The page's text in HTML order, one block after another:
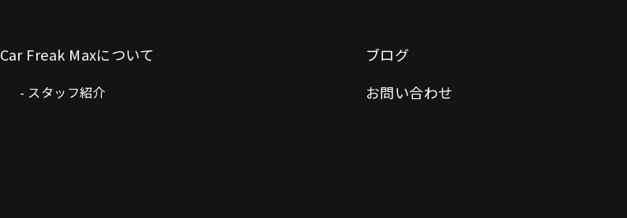
Car Freak Maxについて
スタッフ紹介
ブログ
お問い合わせ